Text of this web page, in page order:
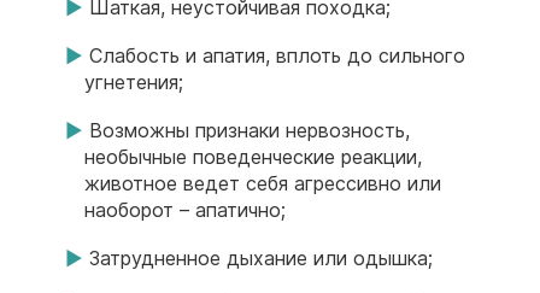
Шаткая, неустойчивая походка;
Слабость и апатия, вплоть до сильного
угнетения;
Возможны признаки нервозность,
необычные поведенческие реакции,
животное ведет себя агрессивно или
наоборот – апатично;
Затрудненное дыхание или одышка;